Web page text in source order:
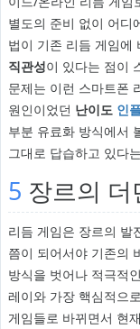
별도의 준비 없이 어디
법이 기존 리듬 게임에
직관성이 있다는 점이
문제는 이런 스마트폰
원인이었던 난이도 인
부분 유료화 방식에서
그대로 답습하고 있다
5 장르의
리듬 게임은 장르의 발
쯤이 되어서야 기존의
방식을 벗어나 적극적
레이와 가장 핵심적으
게임들로 바뀌면서 현